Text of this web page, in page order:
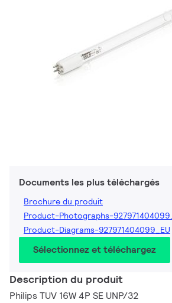
Documents les plus téléchargés
Brochure du produit
Product-Photographs-
Product-Diagrams-927971404099_EU
Sélectionnez et téléchargez
Description du produit
Philips TUV 16W 4P SE UNP/32